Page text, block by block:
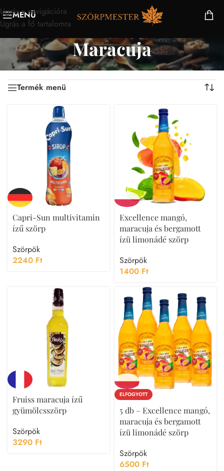
Ugrás a navigációra
Ugrás a fő tartalomra
MENÜ
Maracuja
Mind a(z) 6 találat megjelenítve
Termék menü
Capri-Sun multivitamin
ízű szörp
Szörpök
2240 Ft
Excellence mangó,
maracuja és bergamott
ízü limonádé szörp
Szörpök
1400 Ft
Fruiss maracuja ízű
gyümölcsszörp
Szörpök
3290 Ft
ELFOGYOTT
5 db – Excellence mangó,
maracuja és bergamott
ízü limonádé szörp
Szörpök
6500 Ft